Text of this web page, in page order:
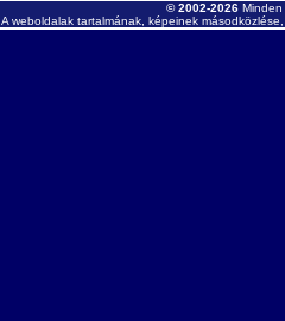
© 2002-2026
A weboldalak tartalmának, képeinek